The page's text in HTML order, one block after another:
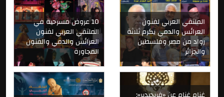
10 عروض مسرحية في
الملتقي العربي لفنون
العرائس والدمي والفنون
المجاورة
الملتقي العربي لفنون
العرائس والدمي يكرم ثلاثة
رواد من مصر وفلسطين
والجزائر